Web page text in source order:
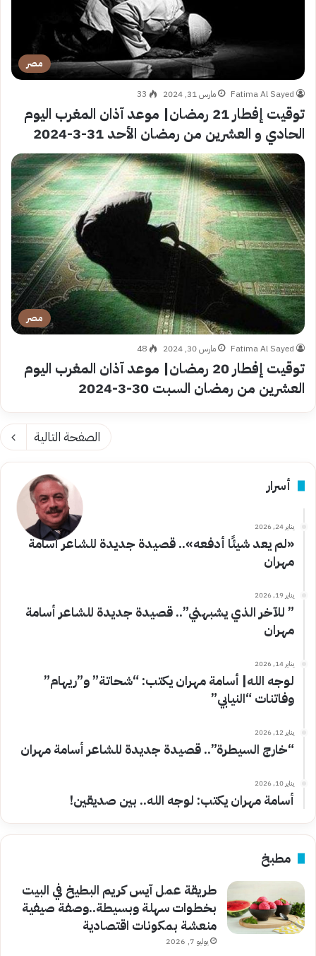
مصر
Fatima Al Sayed مارس 31, 2024 33
توقيت إفطار 21 رمضان| موعد آذان المغرب اليوم
الحادي و العشرين من رمضان الأحد 31-3-2024
مصر
Fatima Al Sayed مارس 30, 2024 48
توقيت إفطار 20 رمضان| موعد آذان المغرب اليوم
العشرين من رمضان السبت 30-3-2024
الصفحة التالية
أسرار
يناير 24, 2026
«لم يعد شيئًا أدفعه».. قصيدة جديدة للشاعر أسامة
مهران
يناير 19, 2026
” للآخر الذي يشبهني”.. قصيدة جديدة للشاعر أسامة
مهران
يناير 14, 2026
لوجه الله| أسامة مهران يكتب: “شحاتة” و”ريهام”
وفاتنات “النيابي”
يناير 12, 2026
“خارج السيطرة”.. قصيدة جديدة للشاعر أسامة مهران
يناير 10, 2026
أسامة مهران يكتب: لوجه الله.. بين صديقين!
مطبخ
طريقة عمل آيس كريم البطيخ في البيت
بخطوات سهلة وبسيطة..وصفة صيفية
منعشة بمكونات اقتصادية
يوليو 7, 2026